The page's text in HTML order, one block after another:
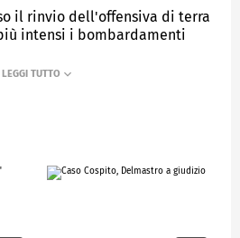
il rinvio dell'offensiva di terra
intensi i bombardamenti